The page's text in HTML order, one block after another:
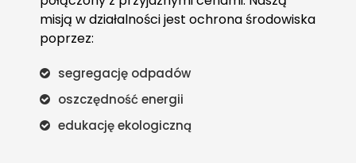
misją w działalności jest ochrona środowiska
poprzez:
segregację odpadów
oszczędność energii
edukację ekologiczną